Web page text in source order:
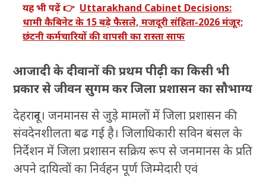
यह भी पढ़ें 👉 Uttarakhand Cabinet Decisions:
धामी कैबिनेट के 15 बड़े फैसले, मजदूरी संहिता-2026 मंजूर;
छंटनी कर्मचारियों की वापसी का रास्ता साफ
आजादी के दीवानों की प्रथम पीढ़ी का किसी भी
प्रकार से जीवन सुगम कर जिला प्रशासन का सौभाग्य
देहरादून। जनमानस से जुड़े मामलों में जिला प्रशासन की
संवदेनशीलता बढ गई है। जिलाधिकारी सविन बंसल के
निर्देशन में जिला प्रशासन सक्रिय रूप से जनमानस के प्रति
अपने दायित्वों का निर्वहन पूर्ण जिम्मेदारी एवं